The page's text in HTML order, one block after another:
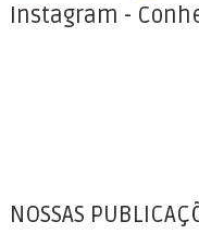
Instagram -
NOSSAS